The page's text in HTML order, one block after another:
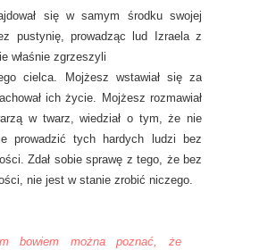
się w samym środku swojej
pustynię, prowadząc lud Izraela z
właśnie zgrzeszyli
cielca. Mojżesz wstawiał się za
ich życie. Mojżesz rozmawiał
w twarz, wiedział o tym, że nie
prowadzić tych hardych ludzi bez
Zdał sobie sprawę z tego, że bez
nie jest w stanie zrobić niczego.
bowiem można poznać, że